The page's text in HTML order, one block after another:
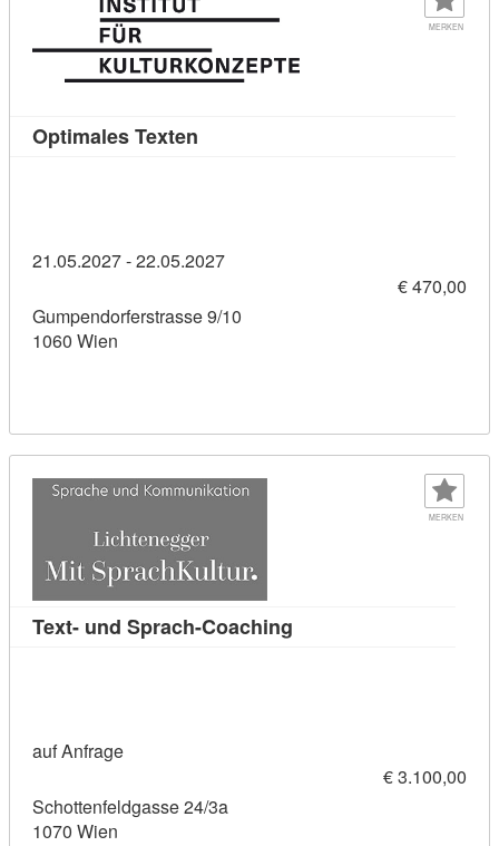
MERKEN
Optimales Texten
21.05.2027 - 22.05.2027
€ 470,00
Gumpendorferstrasse 9/10
1060 Wien
MERKEN
Text- und Sprach-Coaching
auf Anfrage
€ 3.100,00
Schottenfeldgasse 24/3a
1070 Wien